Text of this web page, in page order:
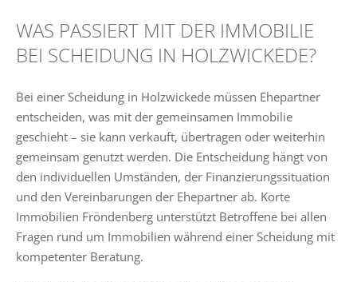
WAS PASSIERT MIT DER IMMOBILIE
BEI SCHEIDUNG IN HOLZWICKEDE?
Bei einer Scheidung in Holzwickede müssen Ehepartner
entscheiden, was mit der gemeinsamen Immobilie
geschieht – sie kann verkauft, übertragen oder weiterhin
gemeinsam genutzt werden. Die Entscheidung hängt von
den individuellen Umständen, der Finanzierungssituation
und den Vereinbarungen der Ehepartner ab. Korte
Immobilien Fröndenberg unterstützt Betroffene bei allen
Fragen rund um Immobilien während einer Scheidung mit
kompetenter Beratung.